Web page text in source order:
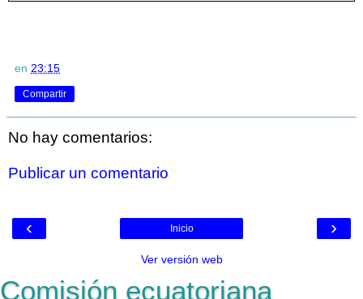
en 23:15
Compartir
No hay comentarios:
Publicar un comentario
‹ ›
Inicio
Ver versión web
Comisión ecuatoriana